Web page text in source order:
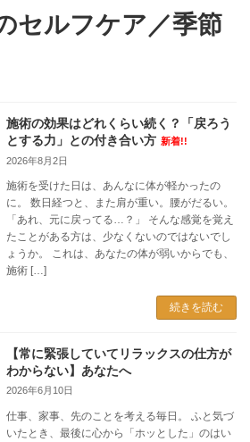
セルフケア／季節
施術の効果はどれくらい続く？「戻ろう
とする力」との付き合い方 新着!!
2026年8月2日
施術を受けた日は、あんなに体が軽かったの
に。 数日経つと、また肩が重い。腰がだるい。
「あれ、元に戻ってる…？」 そんな感覚を覚え
たことがある方は、少なくないのではないでし
ょうか。 これは、あなたの体が弱いからでも、
施術 […]
続きを読む
【常に緊張していてリラックスの仕方が
わからない】あなたへ
2026年6月10日
仕事、家事、先のことを考える毎日。 ふと気づ
いたとき、最後に心から「ホッとした」のはい